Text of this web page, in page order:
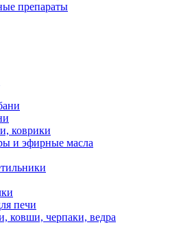
препараты
коврики
и эфирные масла
печи
ковши, черпаки, ведра